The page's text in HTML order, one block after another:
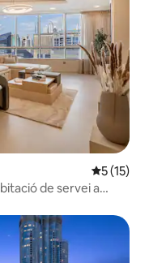
5 de
5 (15)
de servei a